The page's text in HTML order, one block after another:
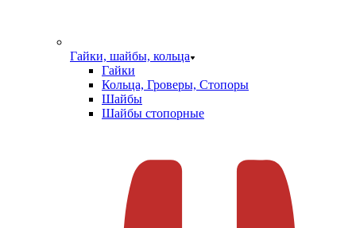
Гайки, шайбы, кольца
Гайки
Кольца, Гроверы, Стопоры
Шайбы
Шайбы стопорные